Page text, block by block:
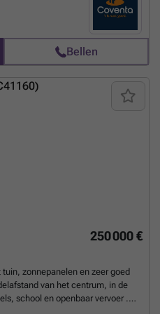
naar deze of een andere
Meer weten?
Bellen
250 000 €
zonnepanelen en zeer goed
van het centrum, in de
school en openbaar vervoer .